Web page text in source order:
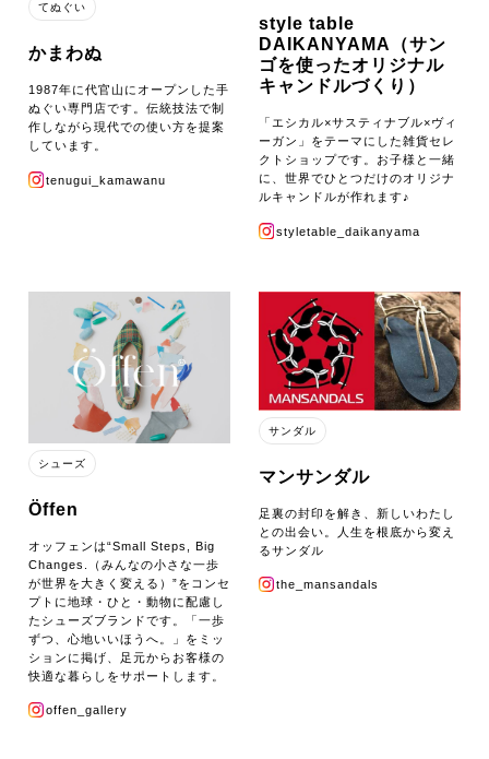
てぬぐい
かまわぬ
1987年に代官山にオープンした手
ぬぐい専門店です。伝統技法で制
作しながら現代での使い方を提案
しています。
tenugui_kamawanu
style table
DAIKANYAMA（サン
ゴを使ったオリジナル
キャンドルづくり）
「エシカル×サスティナブル×ヴィ
ーガン」をテーマにした雑貨セレ
クトショップです。お子様と一緒
に、世界でひとつだけのオリジナ
ルキャンドルが作れます♪
styletable_daikanyama
シューズ
Öffen
オッフェンは“Small Steps, Big
Changes.（みんなの小さな一歩
が世界を大きく変える）”をコンセ
プトに地球・ひと・動物に配慮し
たシューズブランドです。「一歩
ずつ、心地いいほうへ。」をミッ
ションに掲げ、足元からお客様の
快適な暮らしをサポートします。
offen_gallery
サンダル
マンサンダル
足裏の封印を解き、新しいわたし
との出会い。人生を根底から変え
るサンダル
the_mansandals